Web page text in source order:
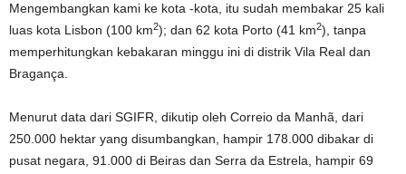
Mengembangkan kami ke kota -kota, itu sudah membakar 25 kali
luas kota Lisbon (100 km2); dan 62 kota Porto (41 km2), tanpa
memperhitungkan kebakaran minggu ini di distrik Vila Real dan
Bragança.
Menurut data dari SGIFR, dikutip oleh Correio da Manhã, dari
250.000 hektar yang disumbangkan, hampir 178.000 dibakar di
pusat negara, 91.000 di Beiras dan Serra da Estrela, hampir 69